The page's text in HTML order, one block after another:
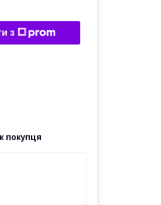
з
покупця